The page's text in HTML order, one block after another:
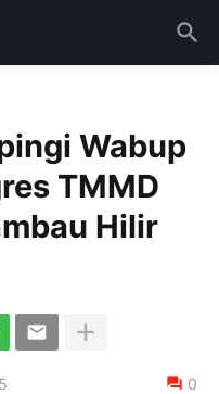
Wabup
TMMD
Hilir
0